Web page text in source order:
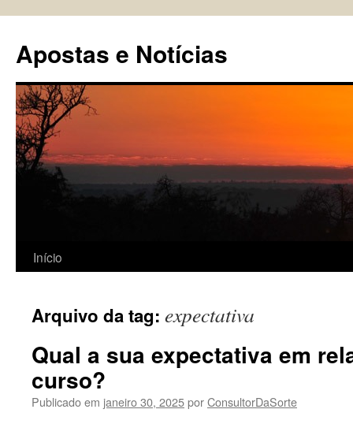
conteúdo
Apostas e Notícias
Início
Arquivo da tag: expectativa
Qual a sua expectativa em
curso?
Publicado em janeiro 30, 2025porConsultorDaSorte